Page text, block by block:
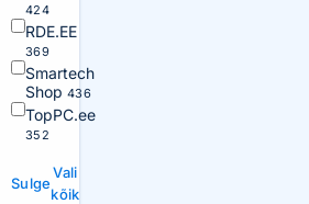
424
RDE.EE
369
Smartech
Shop 436
TopPC.ee
352
Sulge
Vali
kõik